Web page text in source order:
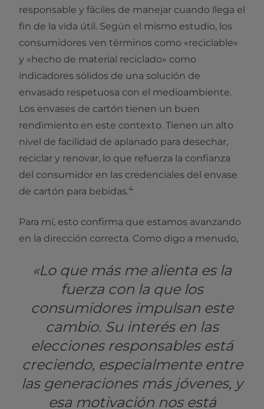
responsable y fáciles de manejar cuando llega el
fin de la vida útil. Según el mismo estudio, los
consumidores ven términos como «reciclable»
y «hecho de material reciclado» como
indicadores sólidos de una solución de
envasado respetuosa con el medioambiente.
Los envases de cartón tienen un buen
rendimiento en este contexto. Tienen un alto
nivel de facilidad de aplanado para desechar,
reciclar y renovar, lo que refuerza la confianza
del consumidor en las credenciales del envase
de cartón para bebidas.4
Para mí, esto confirma que estamos avanzando
en la dirección correcta. Como digo a menudo,
«Lo que más me alienta es la
fuerza con la que los
consumidores impulsan este
cambio. Su interés en las
elecciones responsables está
creciendo, especialmente entre
las generaciones más jóvenes, y
esa motivación nos está